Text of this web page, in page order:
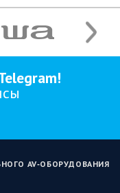
AV‑ОБОРУДОВАНИЯ